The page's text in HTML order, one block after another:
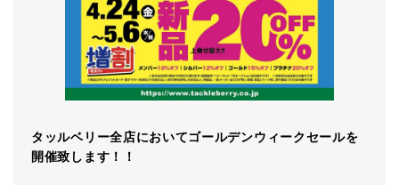
タッルベリー全店においてゴールデンウィークセールを
開催致します！！